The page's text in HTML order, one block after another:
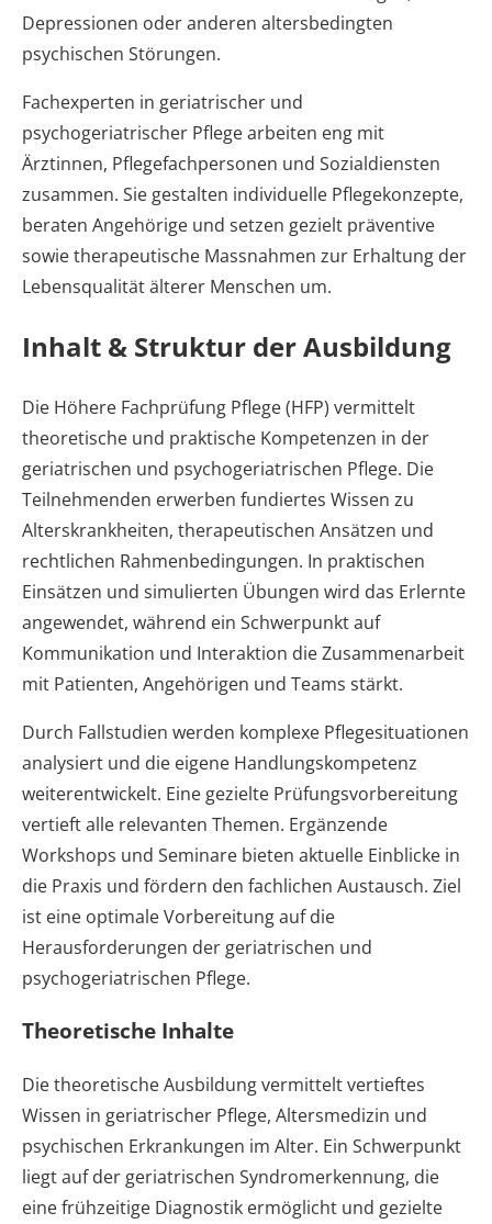
Depressionen oder anderen altersbedingten
psychischen Störungen.
Fachexperten in geriatrischer und
psychogeriatrischer Pflege arbeiten eng mit
Ärztinnen, Pflegefachpersonen und Sozialdiensten
zusammen. Sie gestalten individuelle Pflegekonzepte,
beraten Angehörige und setzen gezielt präventive
sowie therapeutische Massnahmen zur Erhaltung der
Lebensqualität älterer Menschen um.
Inhalt & Struktur der Ausbildung
Die Höhere Fachprüfung Pflege (HFP) vermittelt
theoretische und praktische Kompetenzen in der
geriatrischen und psychogeriatrischen Pflege. Die
Teilnehmenden erwerben fundiertes Wissen zu
Alterskrankheiten, therapeutischen Ansätzen und
rechtlichen Rahmenbedingungen. In praktischen
Einsätzen und simulierten Übungen wird das Erlernte
angewendet, während ein Schwerpunkt auf
Kommunikation und Interaktion die Zusammenarbeit
mit Patienten, Angehörigen und Teams stärkt.
Durch Fallstudien werden komplexe Pflegesituationen
analysiert und die eigene Handlungskompetenz
weiterentwickelt. Eine gezielte Prüfungsvorbereitung
vertieft alle relevanten Themen. Ergänzende
Workshops und Seminare bieten aktuelle Einblicke in
die Praxis und fördern den fachlichen Austausch. Ziel
ist eine optimale Vorbereitung auf die
Herausforderungen der geriatrischen und
psychogeriatrischen Pflege.
Theoretische Inhalte
Die theoretische Ausbildung vermittelt vertieftes
Wissen in geriatrischer Pflege, Altersmedizin und
psychischen Erkrankungen im Alter. Ein Schwerpunkt
liegt auf der geriatrischen Syndromerkennung, die
eine frühzeitige Diagnostik ermöglicht und gezielte